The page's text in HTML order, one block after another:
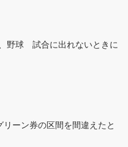
野球 試合に出れないときに
ーン券の区間を間違えたと